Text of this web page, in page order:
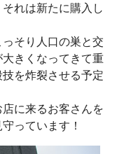
れは新たに購入し
そり人口の巣と交
きくなってきて重
を炸裂させる予定
に来るお客さんを
っています！